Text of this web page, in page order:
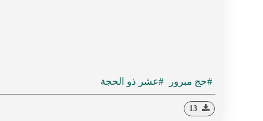
#حج مبرور #عشر ذو الحجة